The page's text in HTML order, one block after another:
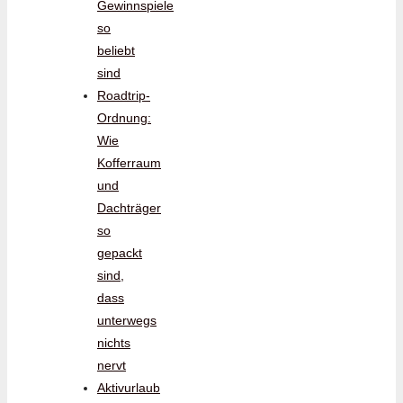
Gewinnspiele
so
beliebt
sind
Roadtrip-
Ordnung:
Wie
Kofferraum
und
Dachträger
so
gepackt
sind,
dass
unterwegs
nichts
nervt
Aktivurlaub